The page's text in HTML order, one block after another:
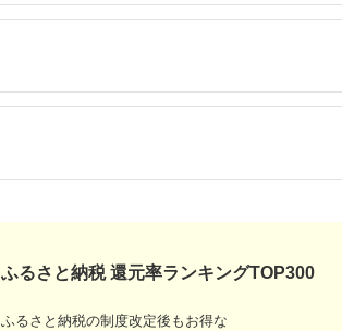
岩手県 二戸市
宮崎県 日向市
ふるさと納税 還元率ランキングTOP300
ふるさと納税の制度改定後もお得な